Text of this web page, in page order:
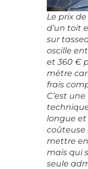
Le prix
d’un toit
sur
oscille
et 360 €
mètre
frais
C’est une
longue et
coûteuse
mettre
mais qui
seule